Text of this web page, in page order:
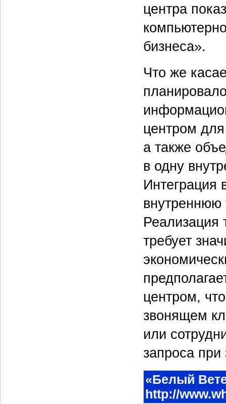
центра
бизнеса».
Что же
центром
а также
в одну
Интеграция
внутреннюю
Реализация
требует
центром,
звонящем
или
запроса при
«Белый
http://